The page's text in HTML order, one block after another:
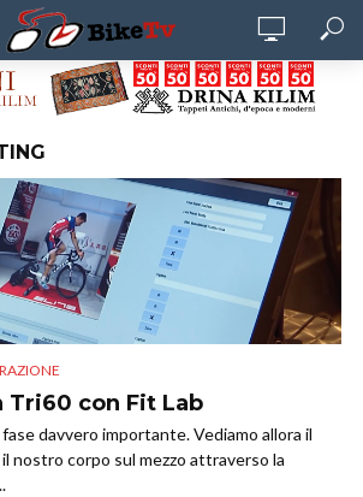
con Fit Lab
davvero importante. Vediamo allora il
nostro corpo sul mezzo attraverso la